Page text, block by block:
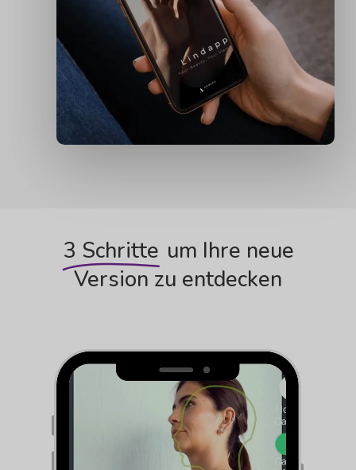
3 Schritte um Ihre neue
Version zu entdecken